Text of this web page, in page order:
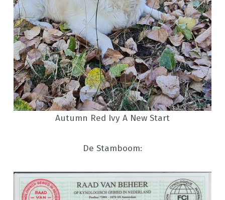
Autumn Red Ivy A New Start
De Stamboom: